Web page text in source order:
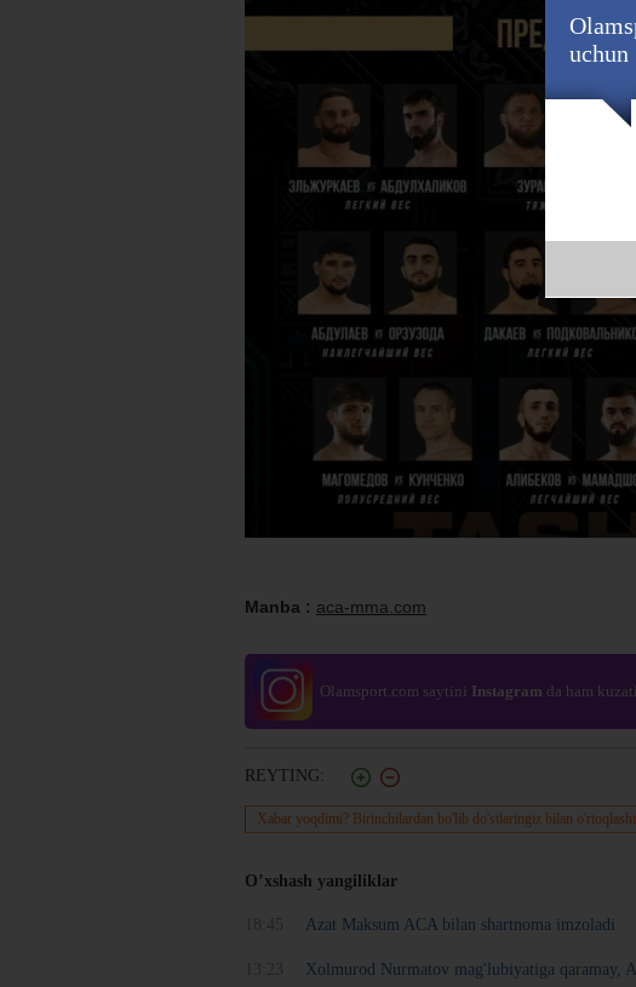
Manba : aca-mma.com
Olamsport.com saytini Instagram da ham
REYTING:
Xabar yoqdimi? Birinchilardan bo'lib do'stlaringiz bilan
O’xshash yangiliklar
Azat Maksum ACA bilan shartnoma imzoladi
Xolmurod Nurmatov mag'lubiyatiga qaramay,
uchun